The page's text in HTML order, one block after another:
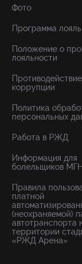
Фото
Программа
Положение о
лояльности
Противодействие
коррупции
Политика
персональных
Работа в РЖД
Информация для
болельщиков МГН
Правила
платной
(неохраняемой)
автотранспорта
территории
«РЖД Арена»